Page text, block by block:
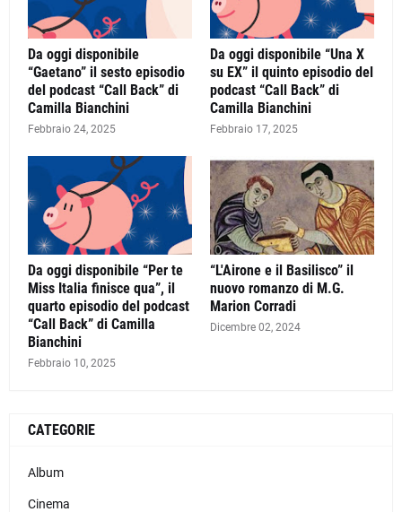
Da oggi disponibile
“Gaetano” il sesto episodio
del podcast “Call Back” di
Camilla Bianchini
Febbraio 24, 2025
Da oggi disponibile “Una X
su EX” il quinto episodio del
podcast “Call Back” di
Camilla Bianchini
Febbraio 17, 2025
Da oggi disponibile “Per te
Miss Italia finisce qua”, il
quarto episodio del podcast
“Call Back” di Camilla
Bianchini
Febbraio 10, 2025
“L'Airone e il Basilisco” il
nuovo romanzo di M.G.
Marion Corradi
Dicembre 02, 2024
CATEGORIE
Album
Cinema